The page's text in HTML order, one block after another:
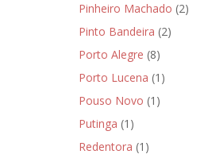
Pinheiro Machado (2)
Pinto Bandeira (2)
Porto Alegre (8)
Porto Lucena (1)
Pouso Novo (1)
Putinga (1)
Redentora (1)